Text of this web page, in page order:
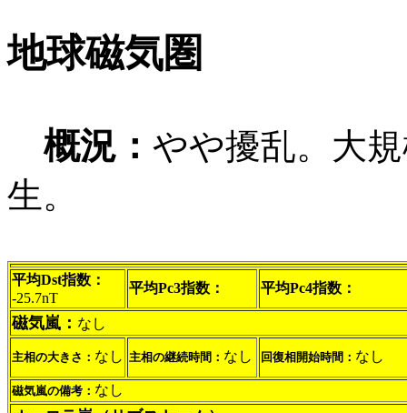
地球磁気圏
概況： やや擾乱。大
生。
平均Dst指数：
-25.7nT
平均Pc3指数： 平均Pc4指数：
磁気嵐： なし
主相の大きさ： なし 主相の継続時間： なし 回復相開始時間： なし
磁気嵐の備考： なし